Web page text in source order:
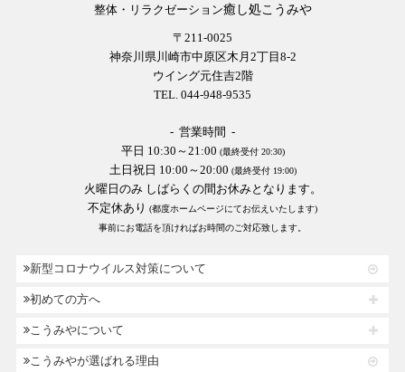
整体・リラクゼーション癒し処こうみや
〒211-0025
神奈川県川崎市中原区木月2丁目8-2
ウイング元住吉2階
TEL. 044-948-9535
- 営業時間 -
平日 10:30～21:00 (最終受付 20:30)
土日祝日 10:00～20:00 (最終受付 19:00)
火曜日のみ しばらくの間お休みとなります。
不定休あり (都度ホームページにてお伝えいたします)
事前にお電話を頂ければお時間のご対応致します。
新型コロナウイルス対策について
初めての方へ
こうみやについて
こうみやが選ばれる理由